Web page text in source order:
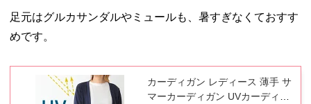
足元はグルカサンダルやミュールも、暑すぎなくておすす
めです。
カーディガン レディース 薄手 サ
マーカーディガン UVカーディガ